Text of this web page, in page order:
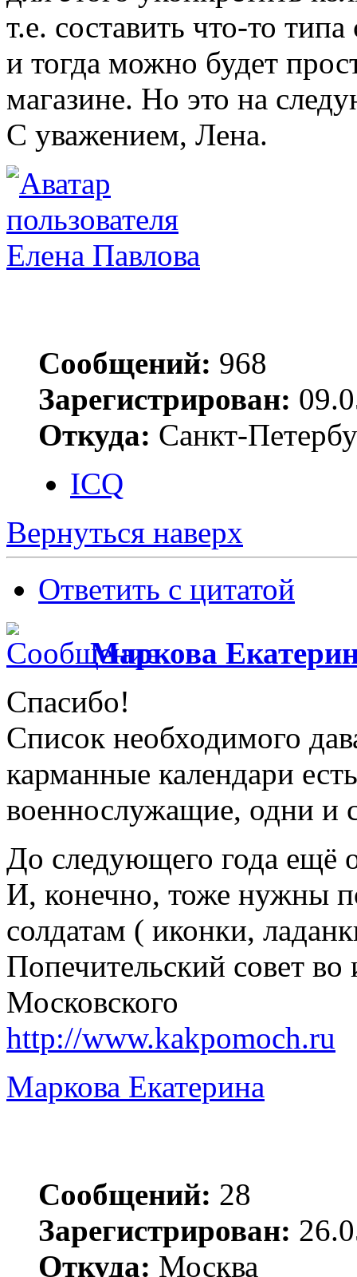
т.е. составить что-то типа
и тогда можно будет
магазине. Но это на
С уважением, Лена.
Елена Павлова
Сообщений: 968
Зарегистрирован:
Откуда: Санкт-
ICQ
Вернуться наверх
Ответить с цитатой
Маркова
Спасибо!
Список необходимого
карманные календари
военнослужащие, одни и
До следующего года ещё
И, конечно, тоже нужны
солдатам ( иконки,
Попечительский совет
Московского
http://www.kakpomoch.ru
Маркова Екатерина
Сообщений: 28
Зарегистрирован:
Откуда: Москва